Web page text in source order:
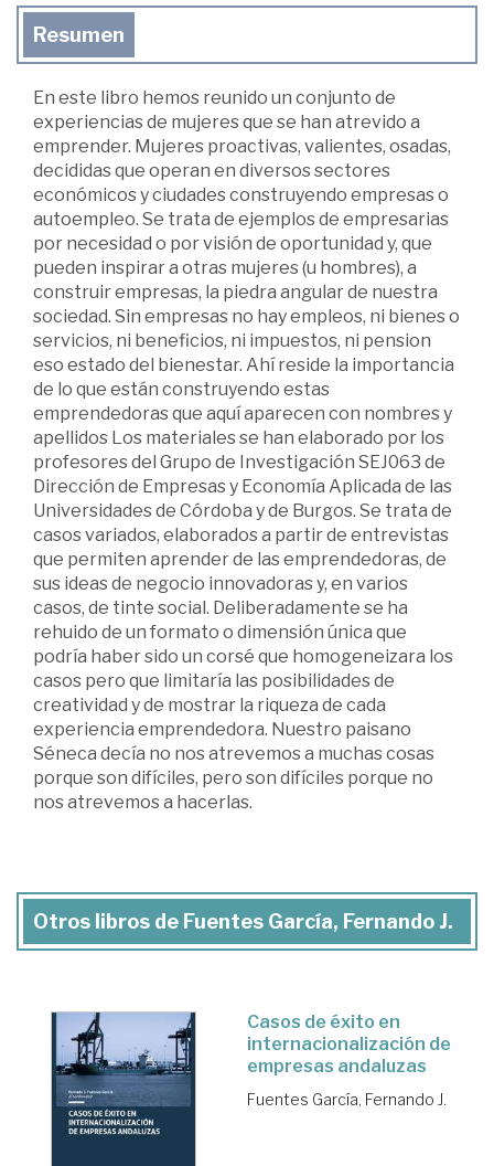
Resumen
En este libro hemos reunido un conjunto de
experiencias de mujeres que se han atrevido a
emprender. Mujeres proactivas, valientes, osadas,
decididas que operan en diversos sectores
económicos y ciudades construyendo empresas o
autoempleo. Se trata de ejemplos de empresarias
por necesidad o por visión de oportunidad y, que
pueden inspirar a otras mujeres (u hombres), a
construir empresas, la piedra angular de nuestra
sociedad. Sin empresas no hay empleos, ni bienes o
servicios, ni beneficios, ni impuestos, ni pension
eso estado del bienestar. Ahí reside la importancia
de lo que están construyendo estas
emprendedoras que aquí aparecen con nombres y
apellidos Los materiales se han elaborado por los
profesores del Grupo de Investigación SEJ063 de
Dirección de Empresas y Economía Aplicada de las
Universidades de Córdoba y de Burgos. Se trata de
casos variados, elaborados a partir de entrevistas
que permiten aprender de las emprendedoras, de
sus ideas de negocio innovadoras y, en varios
casos, de tinte social. Deliberadamente se ha
rehuido de un formato o dimensión única que
podría haber sido un corsé que homogeneizara los
casos pero que limitaría las posibilidades de
creatividad y de mostrar la riqueza de cada
experiencia emprendedora. Nuestro paisano
Séneca decía no nos atrevemos a muchas cosas
porque son difíciles, pero son difíciles porque no
nos atrevemos a hacerlas.
Otros libros de Fuentes García, Fernando J.
Casos de éxito en
internacionalización de
empresas andaluzas
Fuentes García, Fernando J.